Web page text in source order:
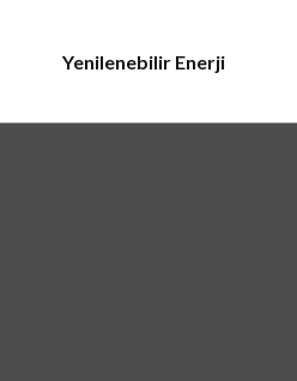
Yenilenebilir Enerji